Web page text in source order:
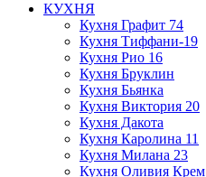
КУХНЯ
Кухня Графит 74
Кухня Тиффани-19
Кухня Рио 16
Кухня Бруклин
Кухня Бьянка
Кухня Виктория 20
Кухня Дакота
Кухня Каролина 11
Кухня Милана 23
Кухня Оливия Крем